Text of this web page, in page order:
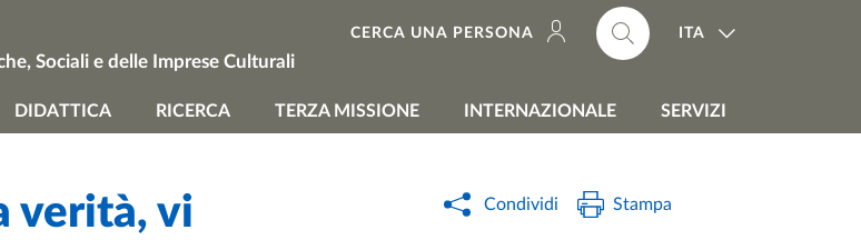
Sociali e delle Imprese Culturali
CERCA UNA PERSONA ITA
principale
DIDATTICA RICERCA TERZA MISSIONE INTERNAZIONALE SERVIZI
verità, vi
Condividi Stampa